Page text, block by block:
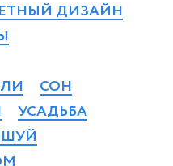
ДИЗАЙН
СОН
УСАДЬБА